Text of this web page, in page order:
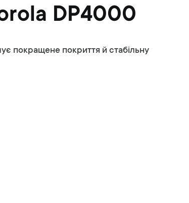
DP4000
покращене покриття й стабільну